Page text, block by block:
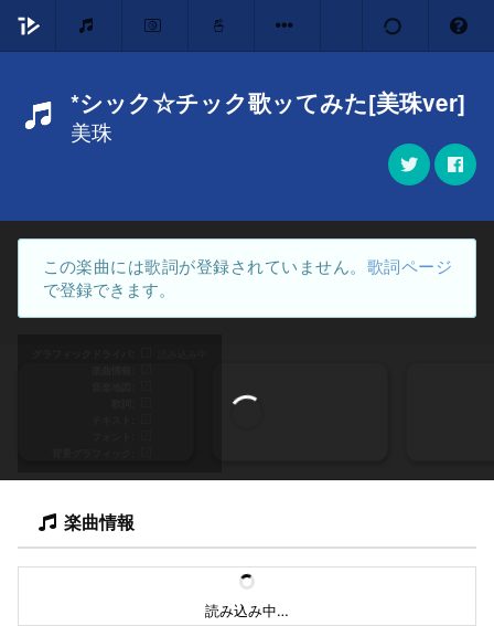
*シック☆チック歌ッてみた[美珠ver]
美珠
この楽曲には歌詞が登録されていません。 歌詞ページ
で登録できます。
楽曲情報
読み込み中…